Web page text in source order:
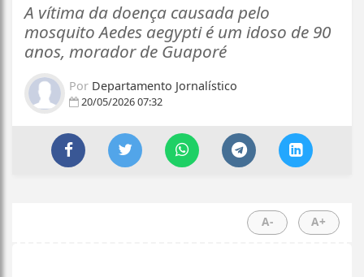
A vítima da doença causada pelo
mosquito Aedes aegypti é um idoso de 90
anos, morador de Guaporé
Por Departamento Jornalístico
20/05/2026 07:32
A- A+